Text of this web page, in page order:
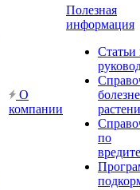
О
компании
Полезная
информация
Статьи
по